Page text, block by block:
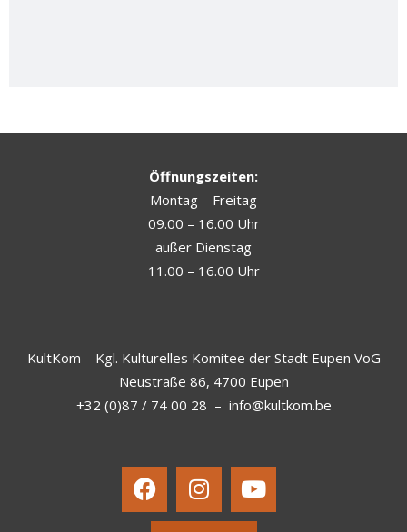
Öffnungszeiten:
Montag – Freitag
09.00 – 16.00 Uhr
außer Dienstag
11.00 – 16.00 Uhr
KultKom – Kgl. Kulturelles Komitee der Stadt Eupen VoG
Neustraße 86, 4700 Eupen
+32 (0)87 / 74 00 28 – info@kultkom.be